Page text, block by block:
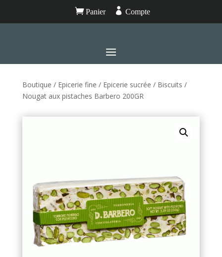
Panier  Compte
Boutique / Epicerie fine / Epicerie sucrée / Biscuits /
Nougat aux pistaches Barbero 200GR